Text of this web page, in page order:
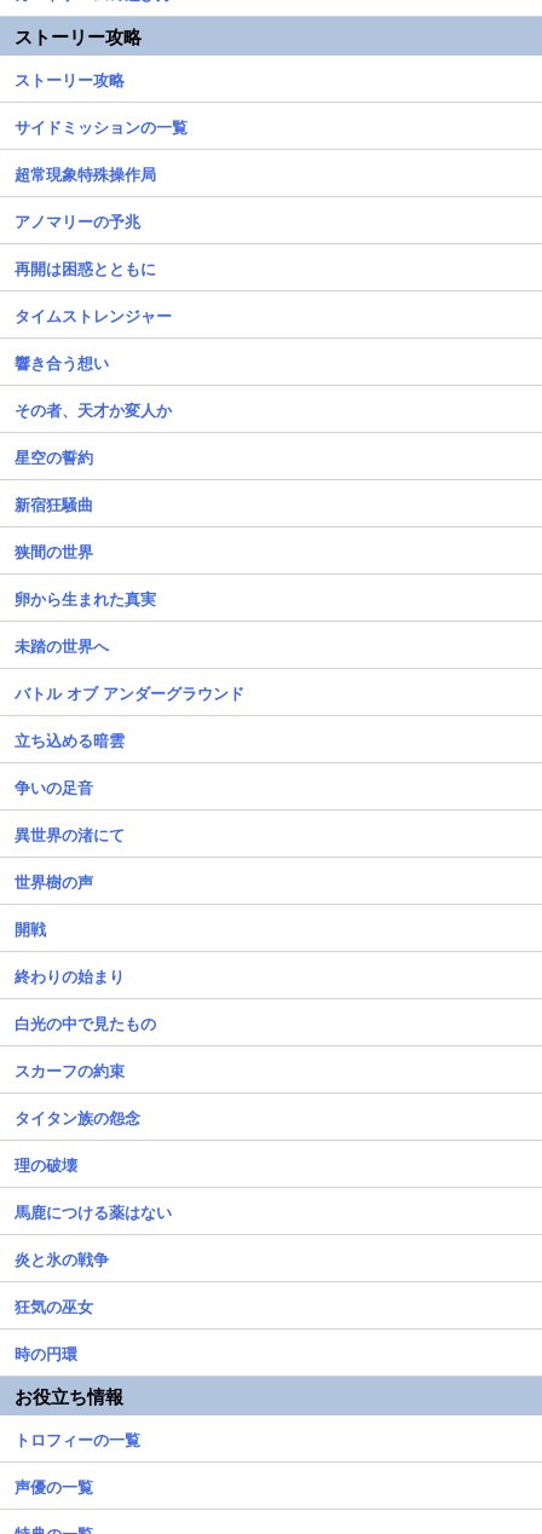
ストーリー攻略
ストーリー攻略
サイドミッションの一覧
超常現象特殊操作局
アノマリーの予兆
再開は困惑とともに
タイムストレンジャー
響き合う想い
その者、天才か変人か
星空の誓約
新宿狂騒曲
狭間の世界
卵から生まれた真実
未踏の世界へ
バトル オブ アンダーグラウンド
立ち込める暗雲
争いの足音
異世界の渚にて
世界樹の声
開戦
終わりの始まり
白光の中で見たもの
スカーフの約束
タイタン族の怨念
理の破壊
馬鹿につける薬はない
炎と氷の戦争
狂気の巫女
時の円環
お役立ち情報
トロフィーの一覧
声優の一覧